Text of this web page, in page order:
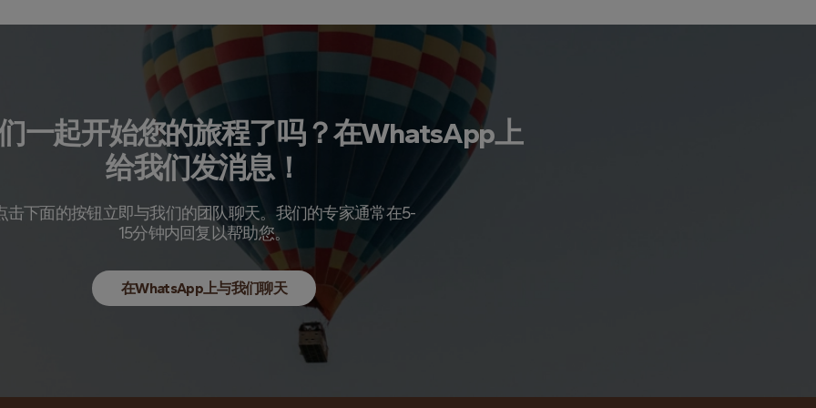
一起开始您的旅程了吗？在WhatsApp上
给我们发消息！
击下面的按钮立即与我们的团队聊天。我们的专家通常在5-
15分钟内回复以帮助您。
在WhatsApp上与我们聊天